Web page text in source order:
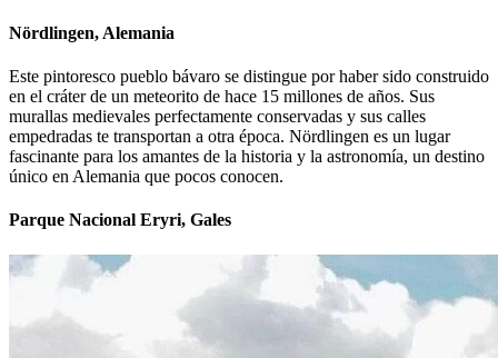
Nördlingen, Alemania
Este pintoresco pueblo bávaro se distingue por haber sido construido
en el cráter de un meteorito de hace 15 millones de años. Sus
murallas medievales perfectamente conservadas y sus calles
empedradas te transportan a otra época. Nördlingen es un lugar
fascinante para los amantes de la historia y la astronomía, un destino
único en Alemania que pocos conocen.
Parque Nacional Eryri, Gales